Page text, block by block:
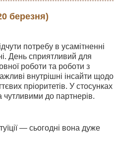
березня)
потребу в усамітненні
День сприятливий для
роботи та роботи з
внутрішні інсайти щодо
пріоритетів. У стосунках
чутливими до партнерів.
— сьогодні вона дуже